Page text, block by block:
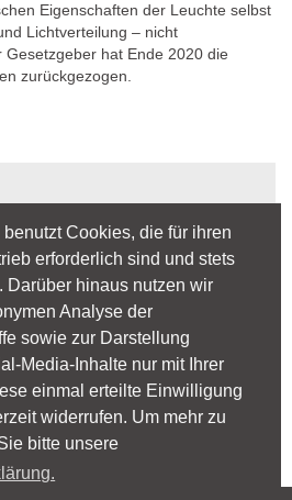
Eigenschaften der Leuchte selbst
Lichtverteilung – nicht
hat Ende 2020 die
zurückgezogen.
Cookies, die für ihren
erforderlich sind und stets
Darüber hinaus nutzen wir
Analyse der
sowie zur Darstellung
Media-Inhalte nur mit Ihrer
einmal erteilte Einwilligung
widerrufen. Um mehr zu
bitte unsere